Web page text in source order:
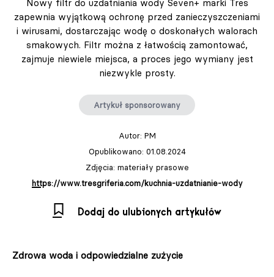
Nowy filtr do uzdatniania wody Seven+ marki Tres
zapewnia wyjątkową ochronę przed zanieczyszczeniami
i wirusami, dostarczając wodę o doskonałych walorach
smakowych. Filtr można z łatwością zamontować,
zajmuje niewiele miejsca, a proces jego wymiany jest
niezwykle prosty.
Artykuł sponsorowany
Autor: PM
Opublikowano: 01.08.2024
Zdjęcia: materiały prasowe
https://www.tresgriferia.com/kuchnia-uzdatnianie-wody
Dodaj do ulubionych artykułów
Zdrowa woda i odpowiedzialne zużycie